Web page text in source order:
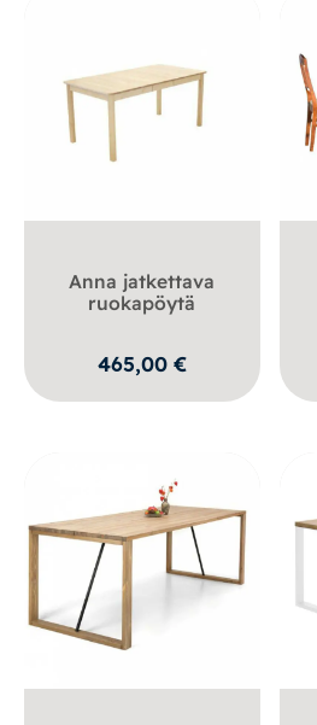
Anna jatkettava
ruokapöytä
465,00 €